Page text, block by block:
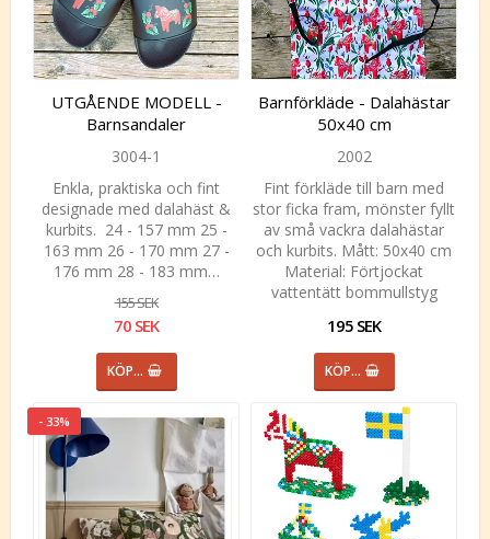
UTGÅENDE MODELL -
Barnsandaler
3004-1
Enkla, praktiska och fint
designade med dalahäst &
kurbits. 24 - 157 mm 25 -
163 mm 26 - 170 mm 27 -
176 mm 28 - 183 mm…
155 SEK
70 SEK
KÖP…
Barnförkläde - Dalahästar
50x40 cm
2002
Fint förkläde till barn med
stor ficka fram, mönster fyllt
av små vackra dalahästar
och kurbits. Mått: 50x40 cm
Material: Förtjockat
vattentätt bommullstyg
195 SEK
KÖP…
- 33%